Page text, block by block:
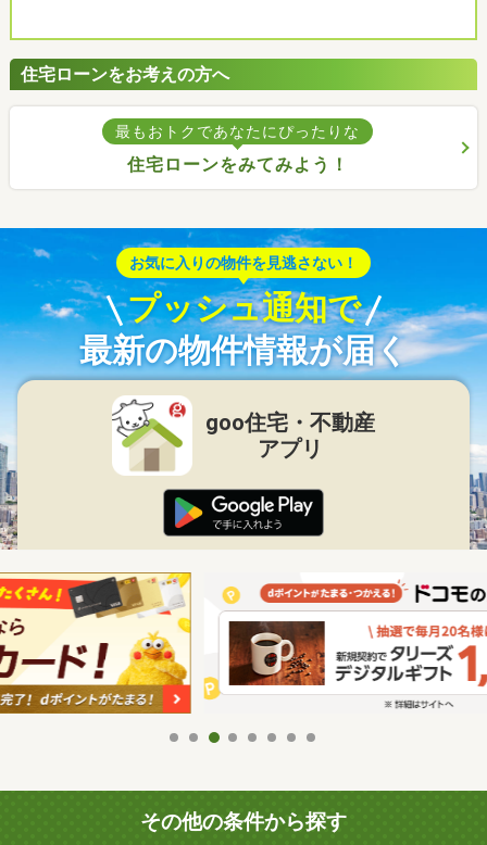
住宅ローンをお考えの方へ
最もおトクであなたにぴったりな
住宅ローンをみてみよう！
お気に入りの物件を見逃さない！
プッシュ通知で
最新の物件情報が届く
goo住宅・不動産
アプリ
その他の条件から探す